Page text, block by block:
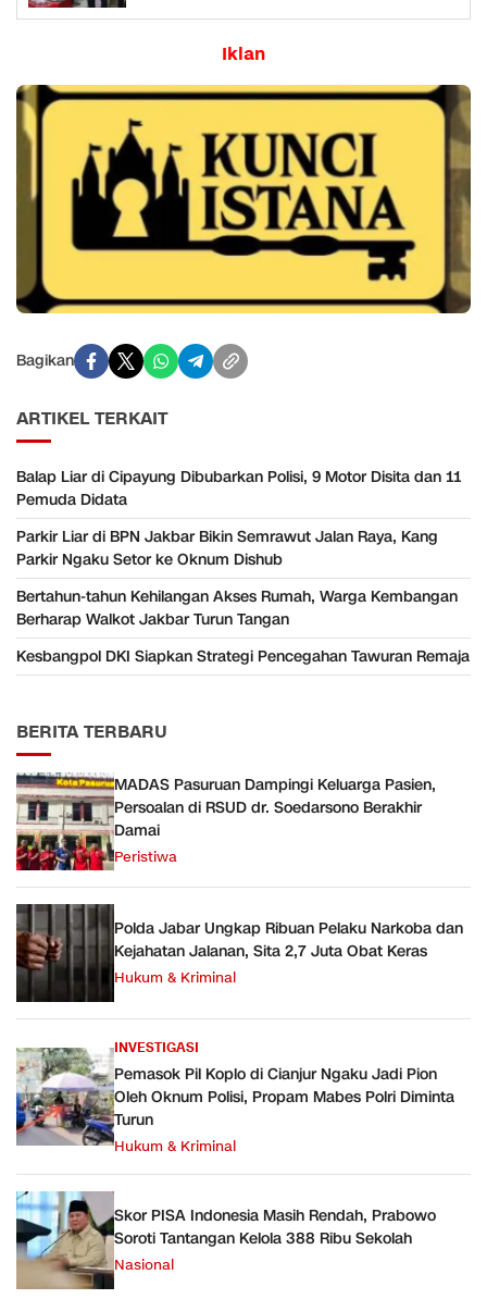
Iklan
Bagikan
ARTIKEL TERKAIT
Balap Liar di Cipayung Dibubarkan Polisi, 9 Motor Disita dan 11
Pemuda Didata
Parkir Liar di BPN Jakbar Bikin Semrawut Jalan Raya, Kang
Parkir Ngaku Setor ke Oknum Dishub
Bertahun-tahun Kehilangan Akses Rumah, Warga Kembangan
Berharap Walkot Jakbar Turun Tangan
Kesbangpol DKI Siapkan Strategi Pencegahan Tawuran Remaja
BERITA TERBARU
MADAS Pasuruan Dampingi Keluarga Pasien,
Persoalan di RSUD dr. Soedarsono Berakhir
Damai
Peristiwa
Polda Jabar Ungkap Ribuan Pelaku Narkoba dan
Kejahatan Jalanan, Sita 2,7 Juta Obat Keras
Hukum & Kriminal
INVESTIGASI
Pemasok Pil Koplo di Cianjur Ngaku Jadi Pion
Oleh Oknum Polisi, Propam Mabes Polri Diminta
Turun
Hukum & Kriminal
Skor PISA Indonesia Masih Rendah, Prabowo
Soroti Tantangan Kelola 388 Ribu Sekolah
Nasional